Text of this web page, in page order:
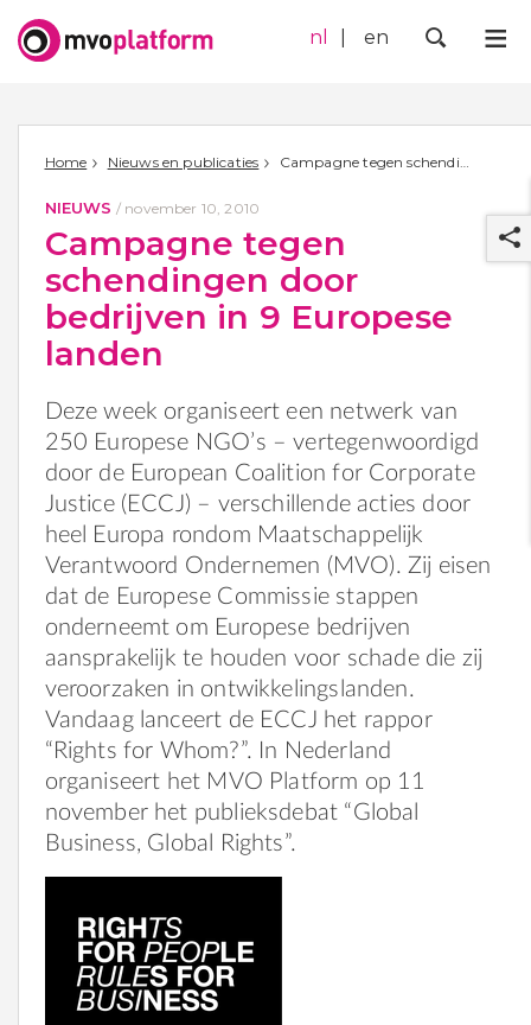
nl en
Home Nieuws en publicaties
NIEUWS / november 10, 2010
Campagne tegen
schendingen door
bedrijven in 9 Europese
landen
Deze week organiseert een netwerk van
250 Europese NGO’s – vertegenwoordigd
door de European Coalition for Corporate
Justice (ECCJ) – verschillende acties door
heel Europa rondom Maatschappelijk
Verantwoord Ondernemen (MVO). Zij eisen
dat de Europese Commissie stappen
onderneemt om Europese bedrijven
aansprakelijk te houden voor schade die zij
veroorzaken in ontwikkelingslanden.
Vandaag lanceert de ECCJ het rappor
“Rights for Whom?”. In Nederland
organiseert het MVO Platform op 11
november het publieksdebat “Global
Business, Global Rights”.